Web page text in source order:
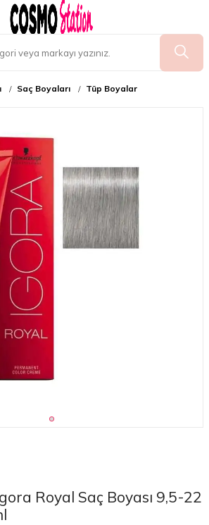
Saç Boyaları Tüp Boyalar
Royal Saç Boyası 9,5-22